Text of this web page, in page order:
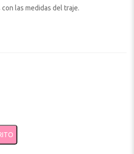
las medidas del traje.
era: 450,00 €.
RUBIO Referencia MOD. 911V